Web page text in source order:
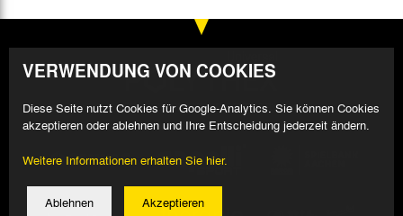
VERWENDUNG VON COOKIES
Diese Seite nutzt Cookies für Google-Analytics. Sie können Cookies
akzeptieren oder ablehnen und Ihre Entscheidung jederzeit ändern.
Weitere Informationen erhalten Sie hier.
Ablehnen Akzeptieren